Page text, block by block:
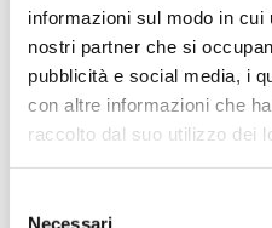
informazioni sul modo in
nostri partner che si
pubblicità e social media, i
con altre informazioni che
raccolto dal suo utilizzo dei
Necessari